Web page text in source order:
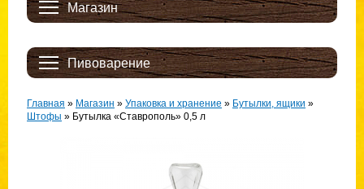
Магазин
Пивоварение
Главная » Магазин » Упаковка и хранение » Бутылки, ящики »
Штофы » Бутылка «Ставрополь» 0,5 л